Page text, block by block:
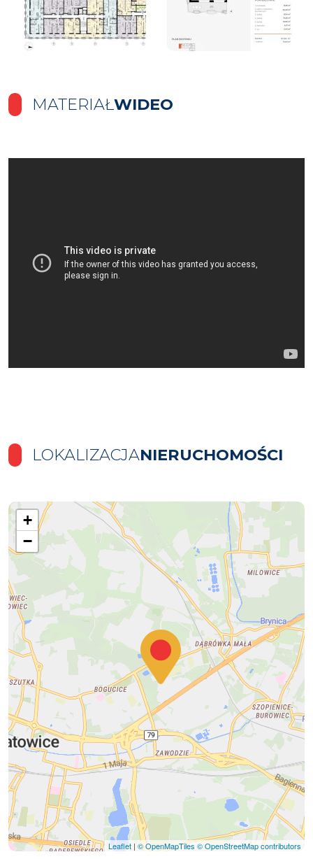
MATERIAŁWIDEO
LOKALIZACJANIERUCHOMOŚCI
+
−
Leaflet | © OpenMapTiles© OpenStreetMap contributors